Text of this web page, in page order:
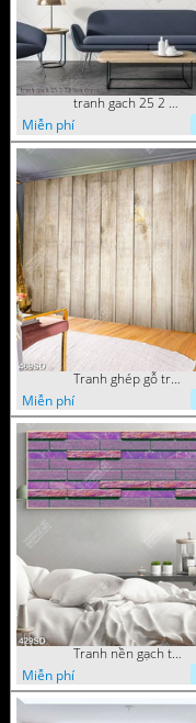
tranh gach 25 2 22 tien
Miễn phí
Tranh ghép gỗ trang trí sàn nhà file psd
Miễn phí
Tranh nền gạch tím đẹp nhất
Miễn phí